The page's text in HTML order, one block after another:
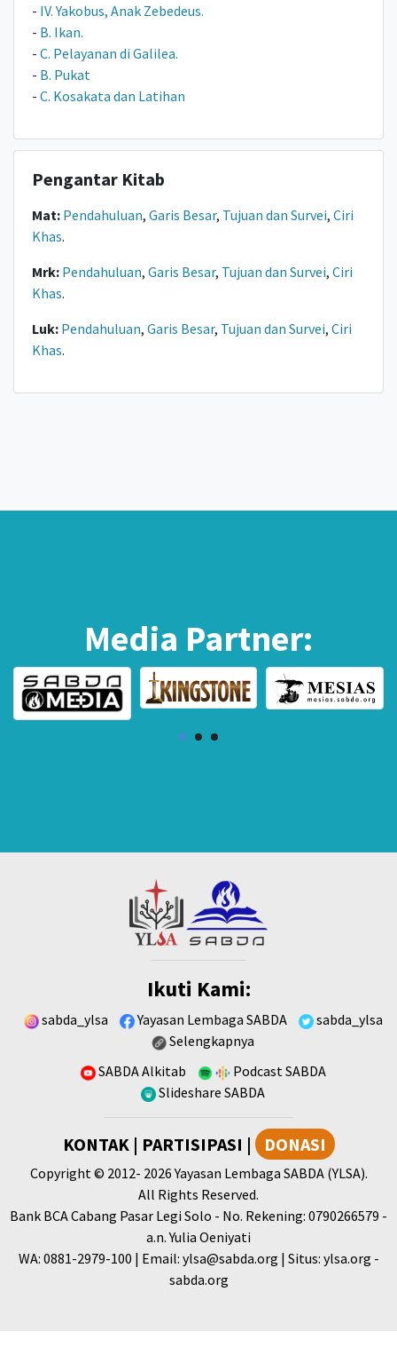
- IV. Yakobus, Anak Zebedeus.
- B. Ikan.
- C. Pelayanan di Galilea.
- B. Pukat
- C. Kosakata dan Latihan
Pengantar Kitab
Mat: Pendahuluan, Garis Besar, Tujuan dan Survei, Ciri
Khas.
Mrk: Pendahuluan, Garis Besar, Tujuan dan Survei, Ciri
Khas.
Luk: Pendahuluan, Garis Besar, Tujuan dan Survei, Ciri
Khas.
Media Partner:
Ikuti Kami:
sabda_ylsa Yayasan Lembaga SABDA
sabda_ylsa
Selengkapnya
SABDA Alkitab
Podcast SABDA
Slideshare SABDA
KONTAK| PARTISIPASI | DONASI
Copyright© 2012- 2026Yayasan Lembaga SABDA (YLSA).
All Rights Reserved.
Bank BCA Cabang Pasar Legi Solo - No. Rekening: 0790266579 -
a.n. Yulia Oeniyati
WA: 0881-2979-100 | Email: ylsa@sabda.org | Situs: ylsa.org -
sabda.org